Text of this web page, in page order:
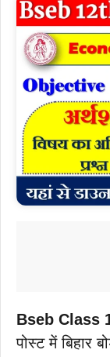
Bseb Class
पोस्ट में बिहार